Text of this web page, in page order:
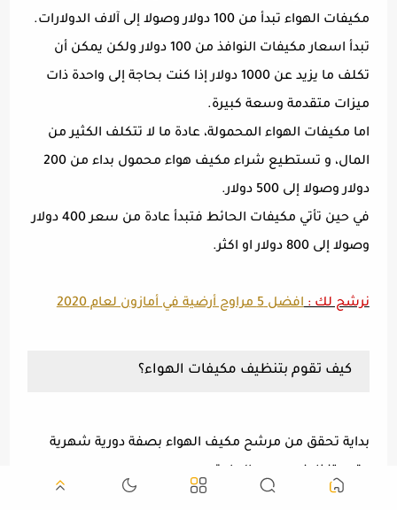
مكيفات الهواء تبدأ من 100 دولار وصولا إلى آلاف الدولارات.
تبدأ اسعار مكيفات النوافذ من 100 دولار ولكن يمكن أن
تكلف ما يزيد عن 1000 دولار إذا كنت بحاجة إلى واحدة ذات
ميزات متقدمة وسعة كبيرة.
اما مكيفات الهواء المحمولة، عادة ما لا تتكلف الكثير من
المال، و تستطيع شراء مكيف هواء محمول بداء من 200
دولار وصولا إلى 500 دولار.
في حين تأتي مكيفات الحائط فتبدأ عادة من سعر 400 دولار
وصولا إلى 800 دولار او اكثر.
نرشح لك :افضل 5 مراوح أرضية في أمازون لعام 2020
كيف تقوم بتنظيف مكيفات الهواء؟
بداية تحقق من مرشح مكيف الهواء بصفة دورية شهرية